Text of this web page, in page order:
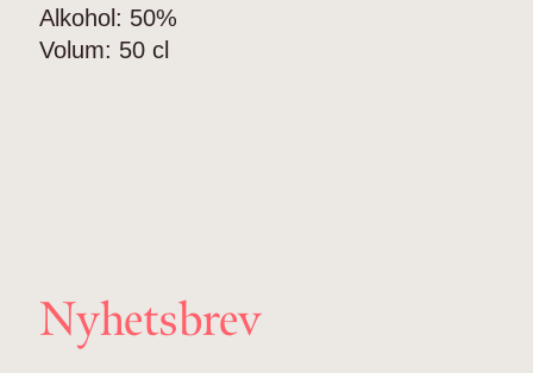
Alkohol: 50%
Volum: 50 cl
Nyhetsbrev